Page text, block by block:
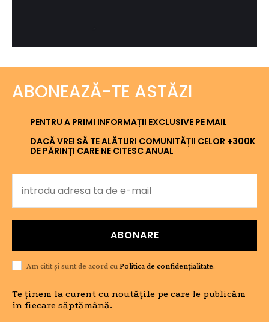
ABONEAZĂ-TE ASTĂZI
PENTRU A PRIMI INFORMAȚII EXCLUSIVE PE MAIL
DACĂ VREI SĂ TE ALĂTURI COMUNITĂȚII CELOR +300K
DE PĂRINȚI CARE NE CITESC ANUAL
ABONARE
Am citit și sunt de acord cu Politica de confidențialitate.
Te ținem la curent cu noutățile pe care le publicăm
în fiecare săptămână.